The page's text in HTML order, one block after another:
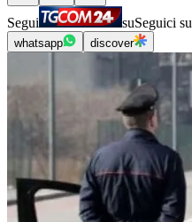
Segui suSeguici su
whatsapp discover